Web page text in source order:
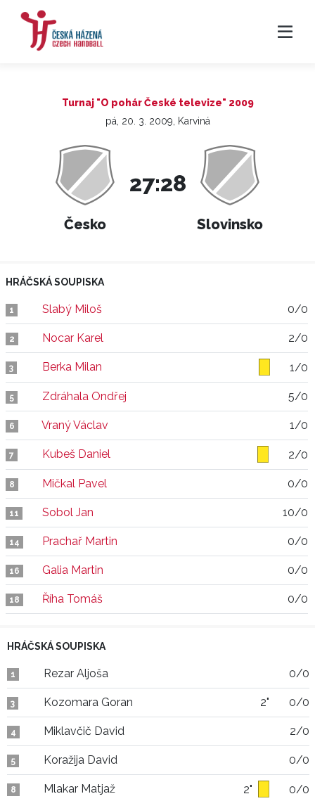
Turnaj "O pohár České televize" 2009
pá, 20. 3. 2009, Karviná
Česko
27:28
Slovinsko
HRÁČSKÁ SOUPISKA
1 Slabý Miloš 0/0
2 Nocar Karel 2/0
3 Berka Milan 1/0
5 Zdráhala Ondřej 5/0
6 Vraný Václav 1/0
7 Kubeš Daniel 2/0
8 Mičkal Pavel 0/0
11 Sobol Jan 10/0
14 Prachař Martin 0/0
16 Galia Martin 0/0
18 Říha Tomáš 0/0
HRÁČSKÁ SOUPISKA
1 Rezar Aljoša 0/0
3 Kozomara Goran 2" 0/0
4 Miklavčič David 2/0
5 Koražija David 0/0
8 Mlakar Matjaž 2" 0/0